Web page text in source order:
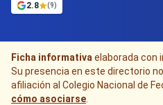
2.8 (9)
Ficha informativa elaborada con
Su presencia en este directorio
afiliación al Colegio Nacional de
cómo asociarse